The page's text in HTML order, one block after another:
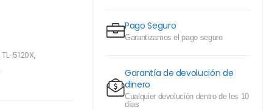
Pago Seguro
Garantizamos el pago seguro
Garantía de devolución de
dinero
Cualquier devolución dentro de los 10
días
TL-5120X,